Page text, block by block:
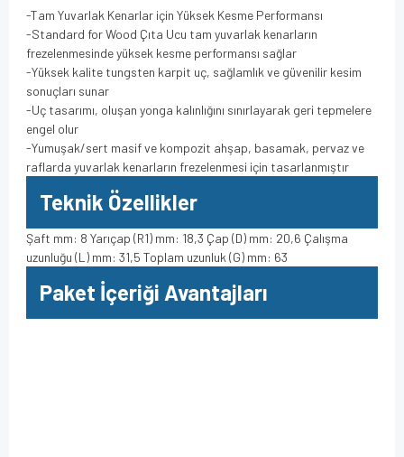
-Tam Yuvarlak Kenarlar için Yüksek Kesme Performansı
-Standard for Wood Çıta Ucu tam yuvarlak kenarların
frezelenmesinde yüksek kesme performansı sağlar
-Yüksek kalite tungsten karpit uç, sağlamlık ve güvenilir kesim
sonuçları sunar
-Uç tasarımı, oluşan yonga kalınlığını sınırlayarak geri tepmelere
engel olur
-Yumuşak/sert masif ve kompozit ahşap, basamak, pervaz ve
raflarda yuvarlak kenarların frezelenmesi için tasarlanmıştır
Teknik Özellikler
Şaft mm: 8 Yarıçap (R1) mm: 18,3 Çap (D) mm: 20,6 Çalışma
uzunluğu (L) mm: 31,5 Toplam uzunluk (G) mm: 63
Paket İçeriği Avantajları